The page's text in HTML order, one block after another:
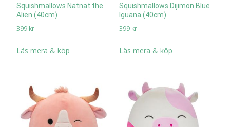
Squishmallows Natnat the
Alien (40cm)
399 kr
Läs mera & köp
Squishmallows Dijimon Blue
Iguana (40cm)
399 kr
Läs mera & köp